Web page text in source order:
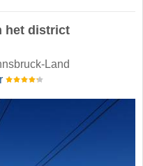
het district
Land